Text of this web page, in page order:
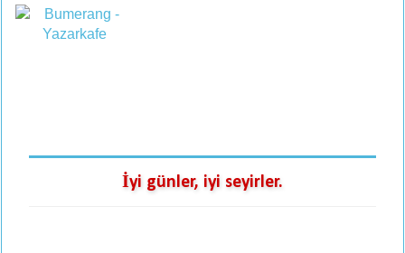
İyi günler, iyi seyirler.